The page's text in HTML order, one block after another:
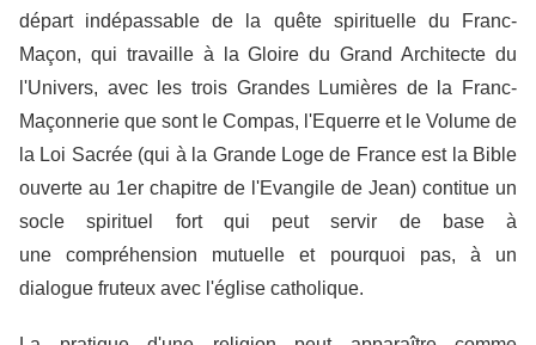
départ indépassable de la quête spirituelle du Franc-
Maçon, qui travaille à la Gloire du Grand Architecte du
l'Univers, avec les trois Grandes Lumières de la Franc-
Maçonnerie que sont le Compas, l'Equerre et le Volume de
la Loi Sacrée (qui à la Grande Loge de France est la Bible
ouverte au 1er chapitre de l'Evangile de Jean) contitue un
socle spirituel fort qui peut servir de base à
une compréhension mutuelle et pourquoi pas, à un
dialogue fruteux avec l'église catholique.